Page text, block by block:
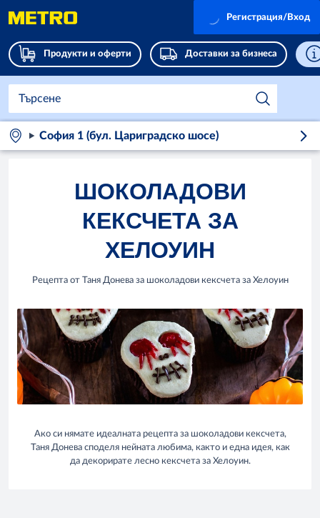
Продукти и оферти Доставки за бизнеса
Регистрация/Вход
София 1 (бул. Цариградско шосе)
ШОКОЛАДОВИ
КЕКСЧЕТА ЗА
ХЕЛОУИН
Рецепта от Таня Донева за шоколадови кексчета за Хелоуин
Ако си нямате идеалната рецепта за шоколадови кексчета,
Таня Донева споделя нейната любима, както и една идея, как
да декорирате лесно кексчета за Хелоуин.